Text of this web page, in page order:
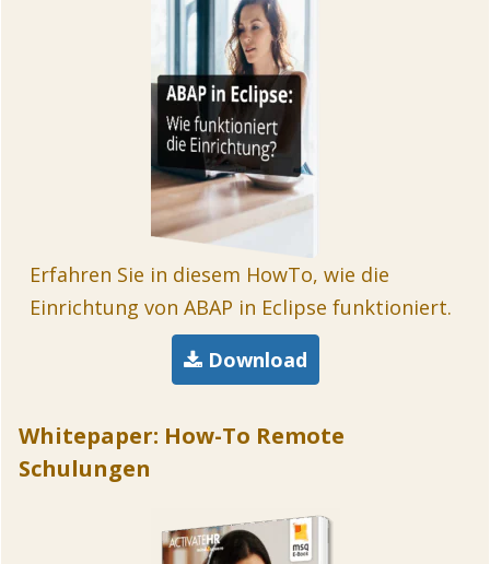
Erfahren Sie in diesem HowTo, wie die
Einrichtung von ABAP in Eclipse funktioniert.
Download
Whitepaper: How-To Remote
Schulungen